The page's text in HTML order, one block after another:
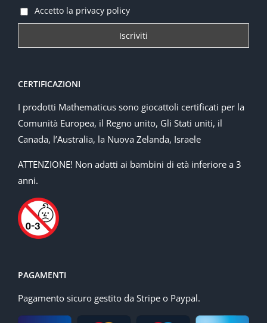
Accetto la privacy policy
CERTIFICAZIONI
I prodotti Mathematicus sono giocattoli certificati per la
Comunità Europea, il Regno unito, Gli Stati uniti, il
Canada, l’Australia, la Nuova Zelanda, Israele
ATTENZIONE! Non adatti ai bambini di età inferiore a 3
anni.
PAGAMENTI
Pagamento sicuro gestito da Stripe o Paypal.